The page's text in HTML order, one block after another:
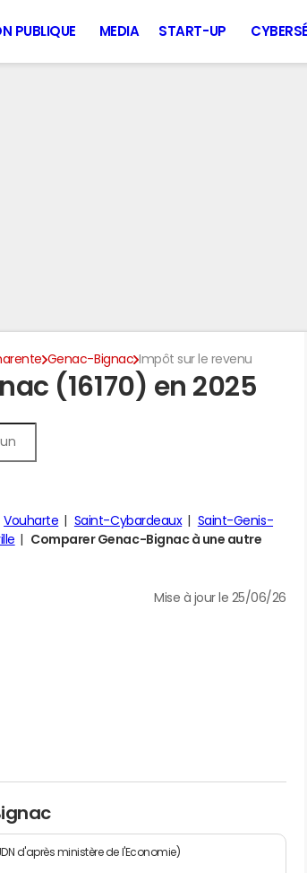
PUBLIQUE MEDIA START-UP
Genac-Bignac Impôt sur le revenu
(16170) en 2025
Vouharte Saint-Cybardeaux
Saint-Genis-
Comparer Genac-Bignac à une autre
Mise à jour le 25/06/26
d'après ministère de l'Economie)